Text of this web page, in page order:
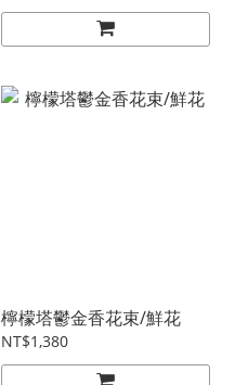
檸檬塔鬱金香花束/鮮花
NT$1,380